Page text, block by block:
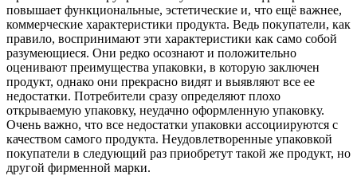
повышает функциональные, эстетические и, что ещё важнее,
коммерческие характеристики продукта. Ведь покупатели, как
правило, воспринимают эти характеристики как само собой
разумеющиеся. Они редко осознают и положительно
оценивают преимущества упаковки, в которую заключен
продукт, однако они прекрасно видят и выявляют все ее
недостатки. Потребители сразу определяют плохо
открываемую упаковку, неудачно оформленную упаковку.
Очень важно, что все недостатки упаковки ассоциируются с
качеством самого продукта. Неудовлетворенные упаковкой
покупатели в следующий раз приобретут такой же продукт, но
другой фирменной марки.